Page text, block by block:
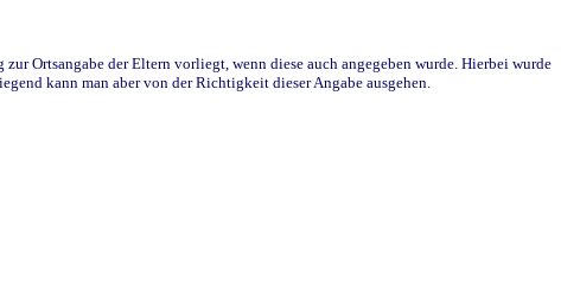
Ortsangabe der Eltern vorliegt, wenn diese auch angegeben wurde. Hierbei wurde
kann man aber von der Richtigkeit dieser Angabe ausgehen.